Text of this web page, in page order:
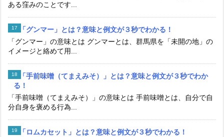
ある窪みのことです...
「グンマー」とは？意味と例文が３秒でわかる！
「グンマー」の意味とは グンマーとは、群馬県を「未開の地」の
イメージと絡めて用...
「手前味噌（てまえみそ）」とは？意味と例文が３秒でわか
る！
「手前味噌（てまえみそ）」の意味とは 手前味噌とは、自分で自
分自身を褒める行為...
「ロムカセット」とは？意味と例文が３秒でわかる！